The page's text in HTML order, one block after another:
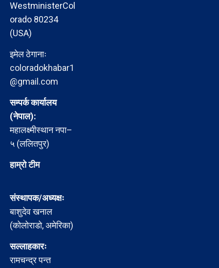
WestministerCol
orado 80234
(USA)
इमेल ठेगानाः
coloradokhabar1
@gmail.com
सम्पर्क कार्यालय
(नेपाल):
महालक्ष्मीस्थान नपा–
५ (ललितपुर)
हाम्रो टीम
संस्थापक/अध्यक्षः
बाशुदेव खनाल
(कोलोराडो, अमेरिका)
सल्लाहकारः
रामचन्द्र पन्त